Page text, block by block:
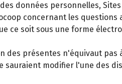
données personnelles,
concernant les
soit sous une forme
présentes n'équivaut
modifier l'une des